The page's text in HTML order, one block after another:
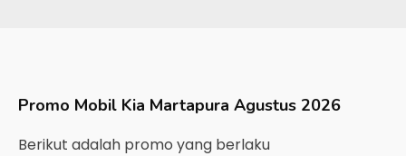
Promo Mobil Kia Martapura Agustus 2026
Berikut adalah promo yang berlaku